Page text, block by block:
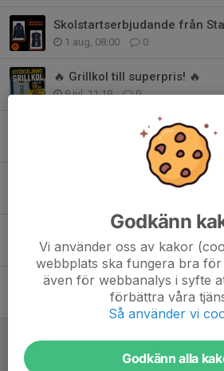
Skolstartserbjudande från
1 aug, 08:00 0
🔥 Grillkol till superpris! 🔥
9 jul, 11:19 0
Boka 30:e augusti!
Ett försök att vinna en tävling
3 maj, 11:03 0
Säsongen är äntligen igång
17 apr, 15:17 0
24 mar, 11:15 0
Godkänn
Vi använder oss av kakor
webbplats ska fungera bra för
även för webbanalys i syfte
förbättra våra
Så använder vi
Godkänn alla